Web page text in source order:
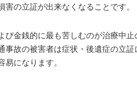
害の立証が出来なくなることです。
び金銭的に最も苦しむのが治療中
事故の被害者は症状・後遺症の立
易になります。